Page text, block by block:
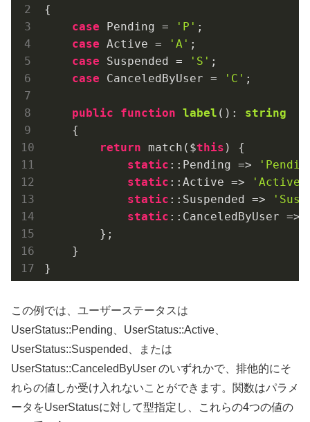
{
case Pending = 'P' ;
case Active = 'A' ;
case Suspended = 'S' ;
case CanceledByUser = 'C' ;
public function label ( ): string
{
return match($this ) {
static :: Pending =>
static :: Active => 'Active'
static :: Suspended =>
static :: CanceledByUser =>
        };
    }
}
この例では、ユーザーステータスは
UserStatus::Pending、UserStatus::Active、
UserStatus::Suspended、または
UserStatus::CanceledByUser のいずれかで、排他的にそ
れらの値しか受け入れないことができます。関数はパラメ
ータをUserStatusに対して型指定し、これらの4つの値の